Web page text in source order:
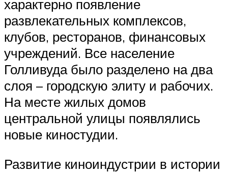
характерно появление
развлекательных комплексов,
клубов, ресторанов, финансовых
учреждений. Все население
Голливуда было разделено на два
слоя – городскую элиту и рабочих.
На месте жилых домов
центральной улицы появлялись
новые киностудии.
Развитие киноиндустрии в истории